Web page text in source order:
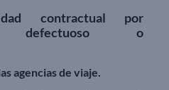
contractual por
defectuoso o
agencias de viaje.